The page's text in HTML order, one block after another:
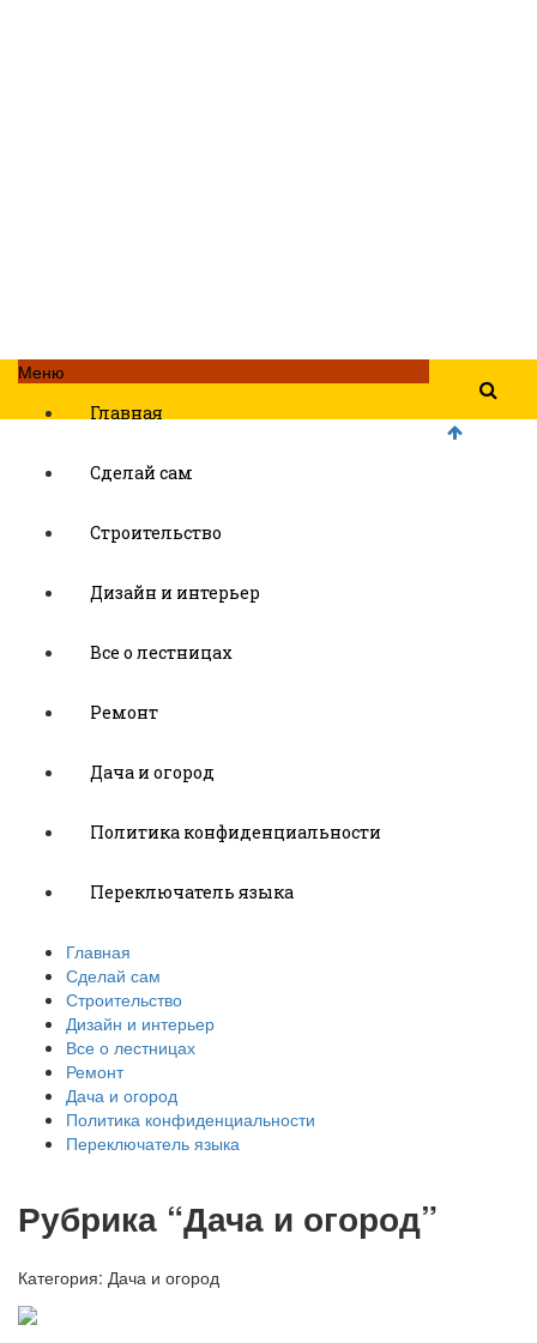
Меню
Главная
Сделай сам
Строительство
Дизайн и интерьер
Все о лестницах
Ремонт
Дача и огород
Политика конфиденциальности
Переключатель языка
Главная
Сделай сам
Строительство
Дизайн и интерьер
Все о лестницах
Ремонт
Дача и огород
Политика конфиденциальности
Переключатель языка
Рубрика “Дача и огород”
Категория: Дача и огород